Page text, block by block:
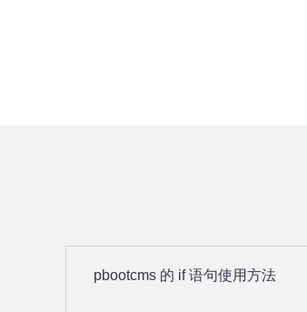
pbootcms 的 if 语句使用方法